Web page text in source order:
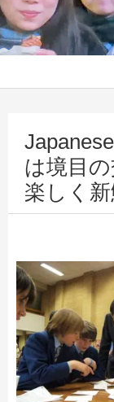
は境目
楽しく新